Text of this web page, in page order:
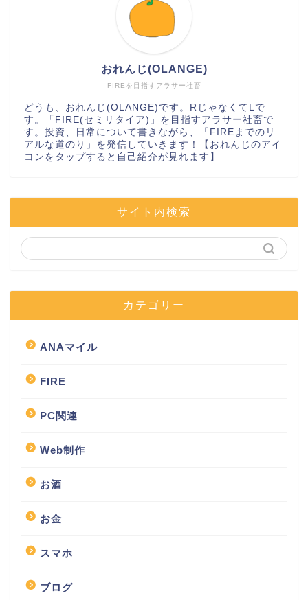
FIREを目指すアラサー社畜
おれんじ(OLANGE)
どうも、おれんじ(OLANGE)です。RじゃなくてLで
す。「FIRE(セミリタイア)」を目指すアラサー社畜で
す。投資、日常について書きながら、「FIREまでのリ
アルな道のり」を発信していきます！【おれんじのアイ
コンをタップすると自己紹介が見れます】
サイト内検索
カテゴリー
ANAマイル
FIRE
PC関連
Web制作
お酒
お金
スマホ
ブログ